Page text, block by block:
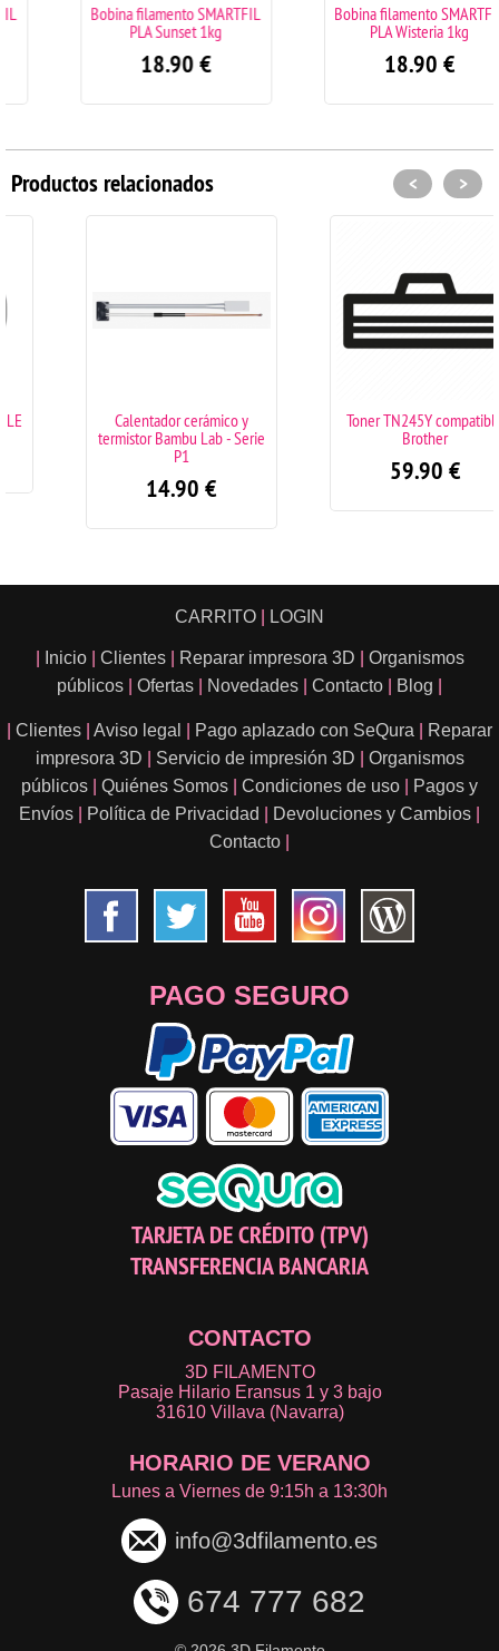
Bobina filamento SMARTFIL
PLA Sunset 1kg
18.90€
Bobina filamento SMARTFIL
PLA Wisteria 1kg
18.90€
Productos relacionados
Calentador cerámico y
termistor Bambu Lab - Serie
14.90€
Toner TN245Y compatible
59.90€
< >
CARRITO LOGIN
Inicio Clientes Reparar impresora 3D
Organismos
públicos
Ofertas Novedades Contacto Blog
Clientes Aviso legal Pago aplazado con SeQura
Reparar
impresora 3D
Servicio de impresión 3D
Organismos
públicos
Quiénes Somos Condiciones de uso
Pagos y
Envíos
Política de Privacidad Devoluciones y Cambios
Contacto
PAGO SEGURO
TARJETA DE CRÉDITO (TPV)
TRANSFERENCIA BANCARIA
CONTACTO
3D FILAMENTO
Pasaje Hilario Eransus 1 y 3 bajo
31610 Villava (Navarra)
HORARIO DE VERANO
Lunes a Viernes de 9:15h a 13:30h
info@3dfilamento.es
674 777 682